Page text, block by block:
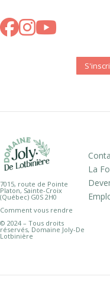
7015, route de Pointe
Platon, Sainte-Croix
(Québec) G0S 2H0
Comment vous rendre
© 2024 – Tous droits
réservés, Domaine Joly-De
Lotbinière
La